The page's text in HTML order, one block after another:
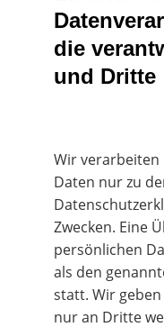
die
und Dritte
Wir verarbeiten
Daten nur zu
Zwecken. Eine
persönlichen
als den
statt. Wir
nur an Dritte